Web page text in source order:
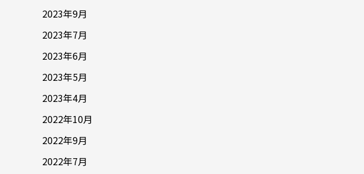
2023年9月
2023年7月
2023年6月
2023年5月
2023年4月
2022年10月
2022年9月
2022年7月